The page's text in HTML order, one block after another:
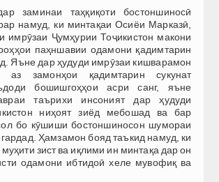
заминаи таҳқиқоти бостоншиносӣ
намуд, ки минтақаи Осиёи Марказӣ,
имрӯзаи Ҷумҳурии Тоҷикистон макони
паҳншавии одамони қадимтарин
Яъне дар ҳудуди имрӯзаи кишварамон
аз замонҳои қадимтарин сукунат
бошишгоҳҳои асри санг, яъне
таърихи инсоният дар ҳудуди
ниҳоят зиёд мебошад ва бар
бо кӯшиши бостоншиносон шумораи
Ҳамзамон бояд таъкид намуд, ки
зист ва иқлими ин минтақа дар он
одамони ибтидоӣ хеле мувофиқ ва